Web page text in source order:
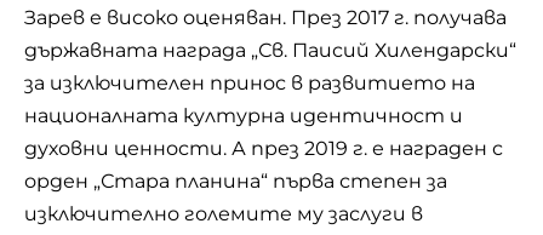
Зарев е високо оценяван. През 2017 г. получава
държавната награда „Св. Паисий Хилендарски“
за изключителен принос в развитието на
националната културна идентичност и
духовни ценности. А през 2019 г. е награден с
орден „Стара планина“ първа степен за
изключително големите му заслуги в